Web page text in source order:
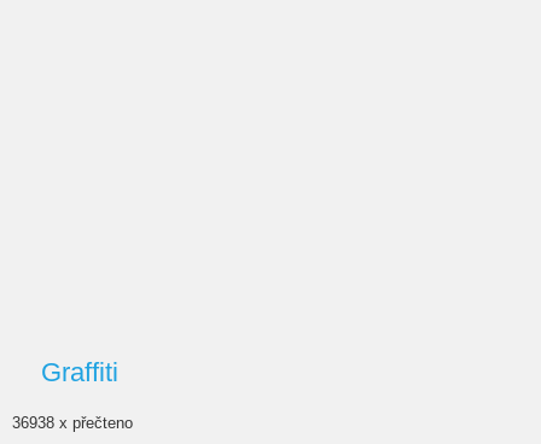
Graffiti
36938 x přečteno